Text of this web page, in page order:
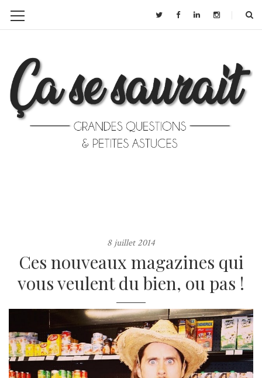
8 juillet 2014
Ces nouveaux magazines qui
vous veulent du bien, ou pas !